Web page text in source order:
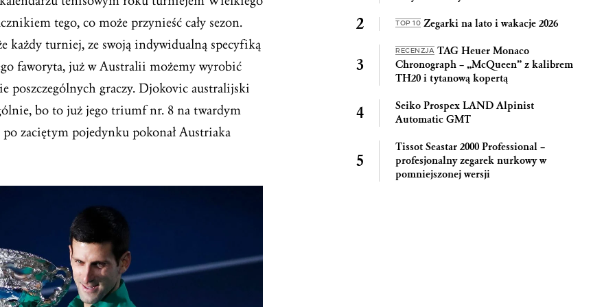
tego, co może przynieść cały sezon.
każdy turniej, ze swoją indywidualną specyfiką
faworyta, już w Australii możemy wyrobić
poszczególnych graczy. Djokovic australijski
bo to już jego triumf nr. 8 na twardym
zaciętym pojedynku pokonał Austriaka
TOP 10 Zegarki na lato i wakacje 2026
RECENZJA TAG Heuer Monaco
Chronograph – „McQueen” z kalibrem
TH20 i tytanową kopertą
Seiko Prospex LAND Alpinist
Automatic GMT
Tissot Seastar 2000 Professional –
profesjonalny zegarek nurkowy w
pomniejszonej wersji